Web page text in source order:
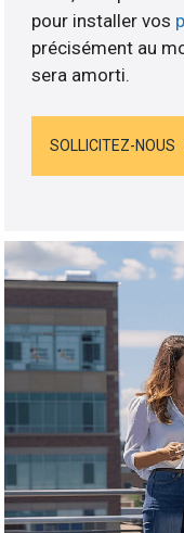
pour installer vos
précisément au
sera amorti.
SOLLICITEZ-NOUS